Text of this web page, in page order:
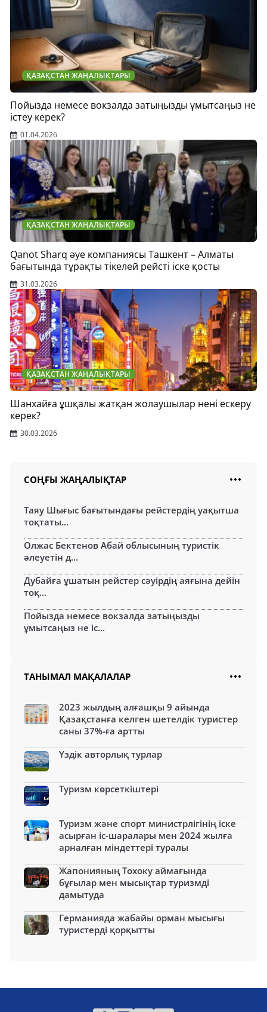
ҚАЗАҚСТАН ЖАҢАЛЫҚТАРЫ
Пойызда немесе вокзалда затыңызды ұмытсаңыз не
істеу керек?
01.04.2026
ҚАЗАҚСТАН ЖАҢАЛЫҚТАРЫ
Qanot Sharq әуе компаниясы Ташкент – Алматы
бағытында тұрақты тікелей рейсті іске қосты
31.03.2026
ҚАЗАҚСТАН ЖАҢАЛЫҚТАРЫ
Шанхайға ұшқалы жатқан жолаушылар нені ескеру
керек?
30.03.2026
СОҢҒЫ ЖАҢАЛЫҚТАР
Таяу Шығыс бағытындағы рейстердің уақытша
тоқтаты...
Олжас Бектенов Абай облысының туристік
әлеуетін д...
Дубайға ұшатын рейстер сәуірдің аяғына дейін
тоқ...
Пойызда немесе вокзалда затыңызды
ұмытсаңыз не іс...
ТАНЫМАЛ МАҚАЛАЛАР
2023 жылдың алғашқы 9 айында
Қазақстанға келген шетелдік туристер
саны 37%-ға артты
Үздік авторлық турлар
Туризм көрсеткіштері
Туризм және спорт министрлігінің іске
асырған іс-шаралары мен 2024 жылға
арналған міндеттері туралы
Жапонияның Тохоку аймағында
бұғылар мен мысықтар туризмді
дамытуда
Германияда жабайы орман мысығы
туристерді қорқытты